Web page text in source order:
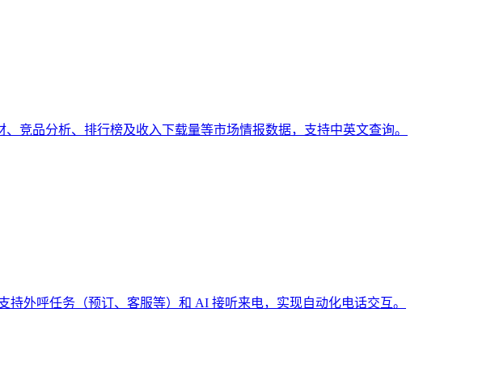
竞品分析、排行榜及收入下载量等市场情报数据，支持中英文查询。
持外呼任务（预订、客服等）和 AI 接听来电，实现自动化电话交互。